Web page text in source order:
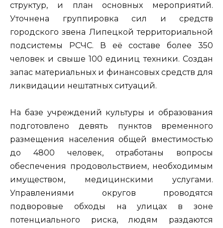
структур, и план основных мероприятий.
Уточнена группировка сил и средств
городского звена Липецкой территориальной
подсистемы РСЧС. В её составе более 350
человек и свыше 100 единиц техники. Создан
запас материальных и финансовых средств для
ликвидации нештатных ситуаций.
На базе учреждений культуры и образования
подготовлено девять пунктов временного
размещения населения общей вместимостью
до 4800 человек, отработаны вопросы
обеспечения продовольствием, необходимым
имуществом, медицинскими услугами.
Управлениями округов проводятся
подворовые обходы на улицах в зоне
потенциального риска, людям раздаются